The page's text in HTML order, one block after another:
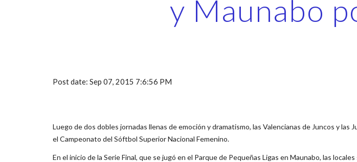
y Maunabo
Post date: Sep 07, 2015 7:6:56 PM
Luego de dos dobles jornadas llenas de emoción y dramatismo, las Valencianas de Juncos y
el Campeonato del Sóftbol Superior Nacional Femenino.
En el inicio de la Serie Final, que se jugó en el Parque de Pequeñas Ligas en Maunabo, las